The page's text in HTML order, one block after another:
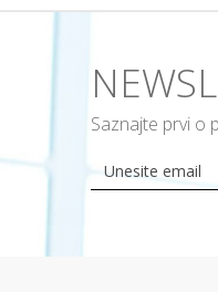
Saznajte prvi o